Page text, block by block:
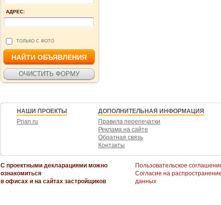
АДРЕС:
ТОЛЬКО С ФОТО
НАШИ ПРОЕКТЫ
Prian.ru
ДОПОЛНИТЕЛЬНАЯ ИНФОРМАЦИЯ
Правила перепечатки
Реклама на сайте
Обратная связь
Контакты
С проектными декларациями можно
ознакомиться
в офисах и на сайтах застройщиков
Пользовательское
Согласие на
данных